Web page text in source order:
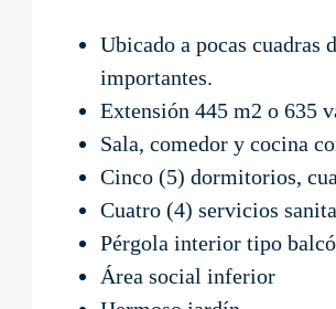
Ubicado a pocas cuadras
importantes.
Extensión 445 m2 o 635
Sala, comedor y cocina
Cinco (5) dormitorios,
Cuatro (4) servicios
Pérgola interior tipo
Área social inferior